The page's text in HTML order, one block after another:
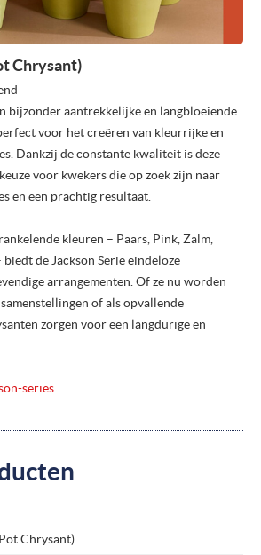
Chrysant)
bijzonder aantrekkelijke en langbloeiende
voor het creëren van kleurrijke en
Dankzij de constante kwaliteit is deze
voor kwekers die op zoek zijn naar
en een prachtig resultaat.
kleuren – Paars, Pink, Zalm,
de Jackson Serie eindeloze
arrangementen. Of ze nu worden
of als opvallende
zorgen voor een langdurige en
series
Chrysant)